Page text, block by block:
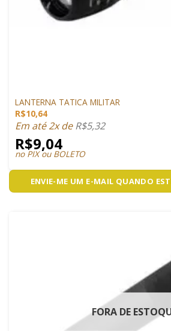
LANTERNA TATICA MILITAR
R$10,64
Em até 2x deR$5,32
R$9,04
no PIX ou BOLETO
ENVIE-ME UM E-MAIL QUANDO
FORA DE